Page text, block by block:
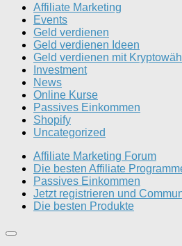
Affiliate Marketing
Events
Geld verdienen
Geld verdienen Ideen
Geld verdienen mit
Investment
News
Online Kurse
Passives Einkommen
Shopify
Uncategorized
Affiliate Marketing Forum
Die besten Affiliate
Passives Einkommen
Jetzt registrieren und
Die besten Produkte